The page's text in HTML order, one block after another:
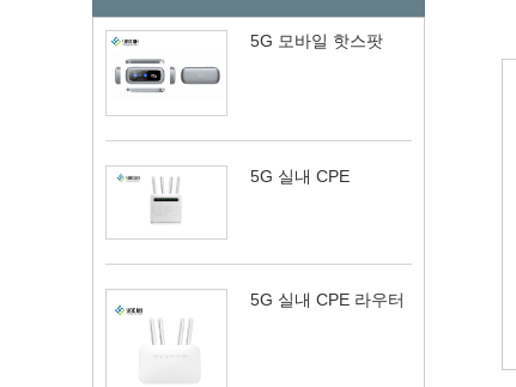
5G 모바일 핫스팟
5G 실내 CPE
5G 실내 CPE 라우터